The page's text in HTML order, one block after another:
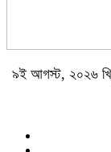
৯ই আগস্ট, ২০২৬